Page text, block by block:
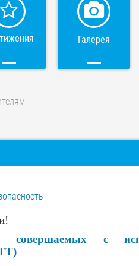
Галерея
совершаемых с